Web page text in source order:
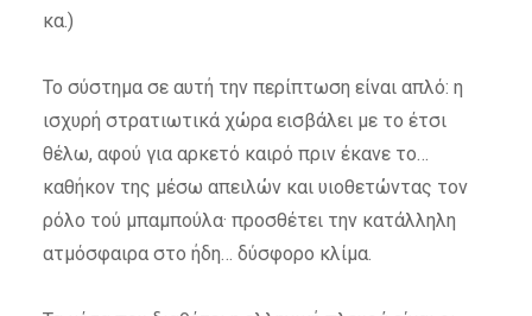
κα.)
Το σύστημα σε αυτή την περίπτωση είναι απλό: η
ισχυρή στρατιωτικά χώρα εισβάλει με το έτσι
θέλω, αφού για αρκετό καιρό πριν έκανε το…
καθήκον της μέσω απειλών και υιοθετώντας τον
ρόλο τού μπαμπούλα· προσθέτει την κατάλληλη
ατμόσφαιρα στο ήδη… δύσφορο κλίμα.